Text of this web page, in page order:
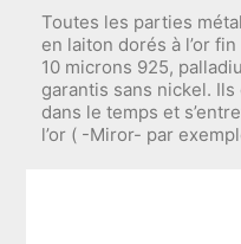
Toutes les parties
en laiton dorés à l’or
10 microns 925,
garantis sans nickel.
dans le temps et
l’or ( -Miror- par